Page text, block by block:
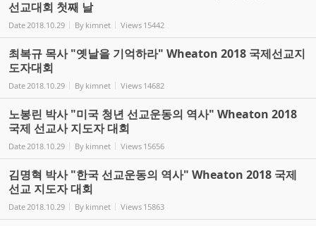
선교대회 첫째 날
Date 2018.10.29 By kimnet Views 15442
최복규 목사 "옛날을 기억하라" Wheaton 2018 국제선교지
도자대회
Date 2018.10.29 By kimnet Views 14682
노봉린 박사 "미국 청년 선교운동의 역사" Wheaton 2018
국제 선교사 지도자 대회
Date 2018.10.29 By kimnet Views 15656
김명혁 박사 "한국 선교운동의 역사" Wheaton 2018 국제
선교 지도자 대회
Date 2018.10.29 By kimnet Views 15863